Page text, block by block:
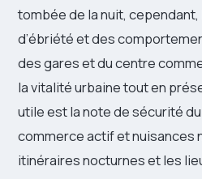
tombée de la nuit,
d’ébriété et des
des gares et du centre
la vitalité urbaine tout en
utile est la note de sécurité
commerce actif et nuisances
itinéraires nocturnes et les